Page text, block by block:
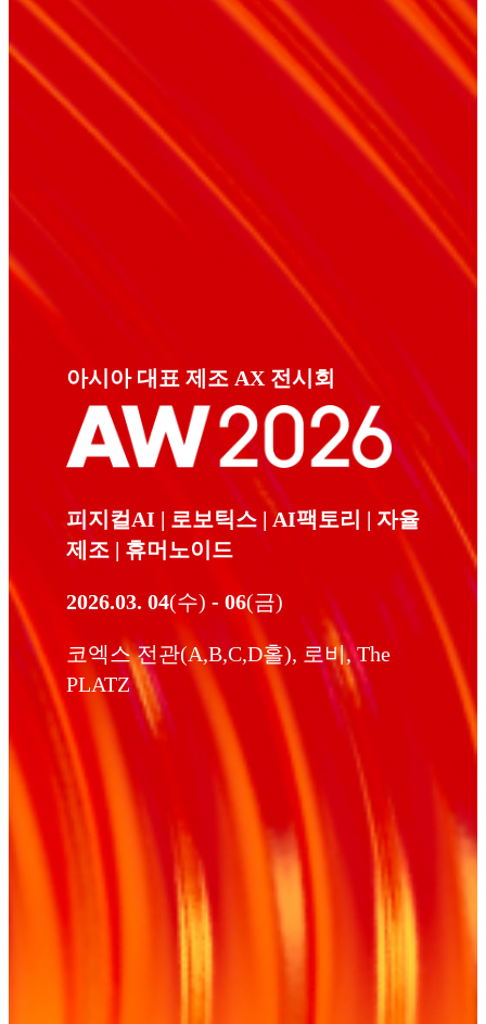
아시아 대표 제조 AX 전시회
피지컬AI | 로보틱스 | AI팩토리 | 자율
제조 | 휴머노이드
2026.03. 04(수) - 06(금)
코엑스 전관(A,B,C,D홀), 로비, The
PLATZ